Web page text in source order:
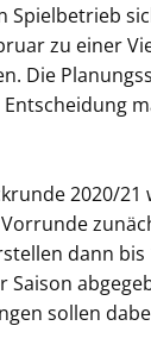
Spielbetrieb
zu einer
Die
2020/
dann
sollen